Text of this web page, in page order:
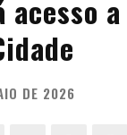
acesso
DE 2026